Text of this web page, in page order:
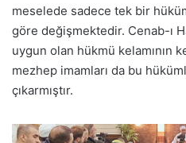
meselede sadece tek bir
göre değişmektedir. Cenab-ı
uygun olan hükmü kelamının
mezhep imamları da bu
çıkarmıştır.